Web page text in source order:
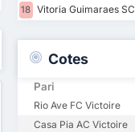
18 Vitoria Guimaraes SC
Cotes
Pari
Rio Ave FC Victoire
Casa Pia AC Victoire